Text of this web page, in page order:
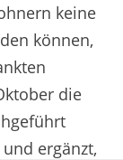
keine
können,
die
ergänzt,